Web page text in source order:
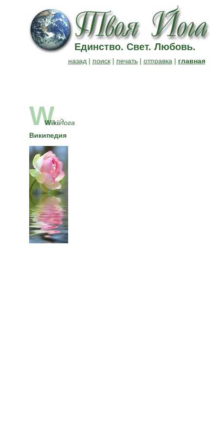
Единство. Свет. Любовь.
назад | поиск| печать| отправка | главная
W
WikiЙога
Википедия